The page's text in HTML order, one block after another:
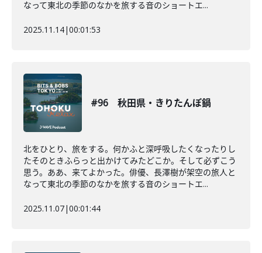
なって東北の季節のなかを旅する音のショートエ...
2025.11.14|00:01:53
#96 秋田県・きりたんぽ鍋
北をひとり、旅をする。何かふと深呼吸したくなったりし
たそのときふらっと出かけてみたどこか。そして必ずこう
思う。ああ、来てよかった。俳優、長澤樹が架空の旅人と
なって東北の季節のなかを旅する音のショートエ...
2025.11.07|00:01:44